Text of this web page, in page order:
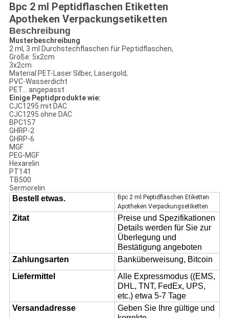
Bpc 2 ml Peptidflaschen Etiketten
Apotheken Verpackungsetiketten
Beschreibung
Musterbeschreibung
2 ml, 3 ml Durchstechflaschen für Peptidflaschen,
Größe: 5x2cm
3x2cm
Material:PET-Laser Silber, Lasergold,
PVC-Wasserdicht
PET... angepasst
Einige Peptidprodukte wie:
CJC1295 mit DAC
CJC1295 ohne DAC
BPC157
GHRP-2
GHRP-6
MGF
PEG-MGF
Hexarelin
PT141
TB500
Sermorelin
Bestell etwas.
Bpc 2 ml Peptidflaschen Etiketten
Apotheken Verpackungsetiketten
Zitat
Preise und Spezifikationen
Details werden für Sie zur
Überlegung und
Bestätigung angeboten
Zahlungsarten
Banküberweisung, Bitcoin
Liefermittel
Alle Expressmodus ((EMS,
DHL, TNT, FedEx, UPS,
etc.) etwa 5-7 Tage
Versandadresse
Geben Sie Ihre gültige und